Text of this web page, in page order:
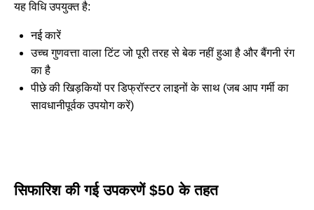
यह विधि उपयुक्त है:
नई कारें
उच्च गुणवत्ता वाला टिंट जो पूरी तरह से बेक नहीं हुआ है और बैंगनी रंग
का है
पीछे की खिड़कियों पर डिफ्रॉस्टर लाइनों के साथ (जब आप गर्मी का
सावधानीपूर्वक उपयोग करें)
सिफारिश की गई उपकरणें $50 के तहत